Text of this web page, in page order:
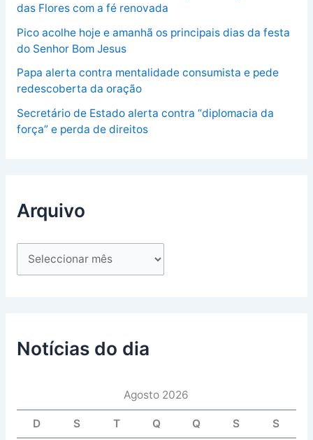
das Flores com a fé renovada
Pico acolhe hoje e amanhã os principais dias da festa
do Senhor Bom Jesus
Papa alerta contra mentalidade consumista e pede
redescoberta da oração
Secretário de Estado alerta contra “diplomacia da
força” e perda de direitos
Arquivo
Notícias do dia
Agosto 2026
D S T Q Q S S